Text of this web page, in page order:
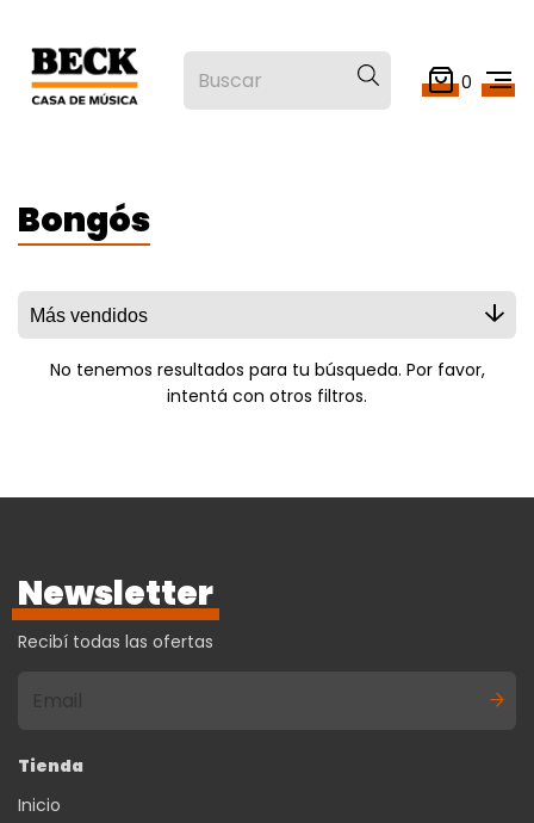
0
Bongós
No tenemos resultados para tu búsqueda. Por favor,
intentá con otros filtros.
Newsletter
Recibí todas las ofertas
Tienda
Inicio